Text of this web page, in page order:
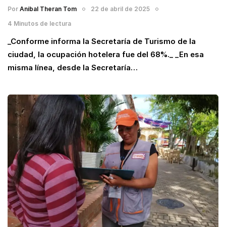
Por Anibal Theran Tom
22 de abril de 2025
4 Minutos de lectura
_Conforme informa la Secretaría de Turismo de la
ciudad, la ocupación hotelera fue del 68%._ _En esa
misma línea, desde la Secretaría…